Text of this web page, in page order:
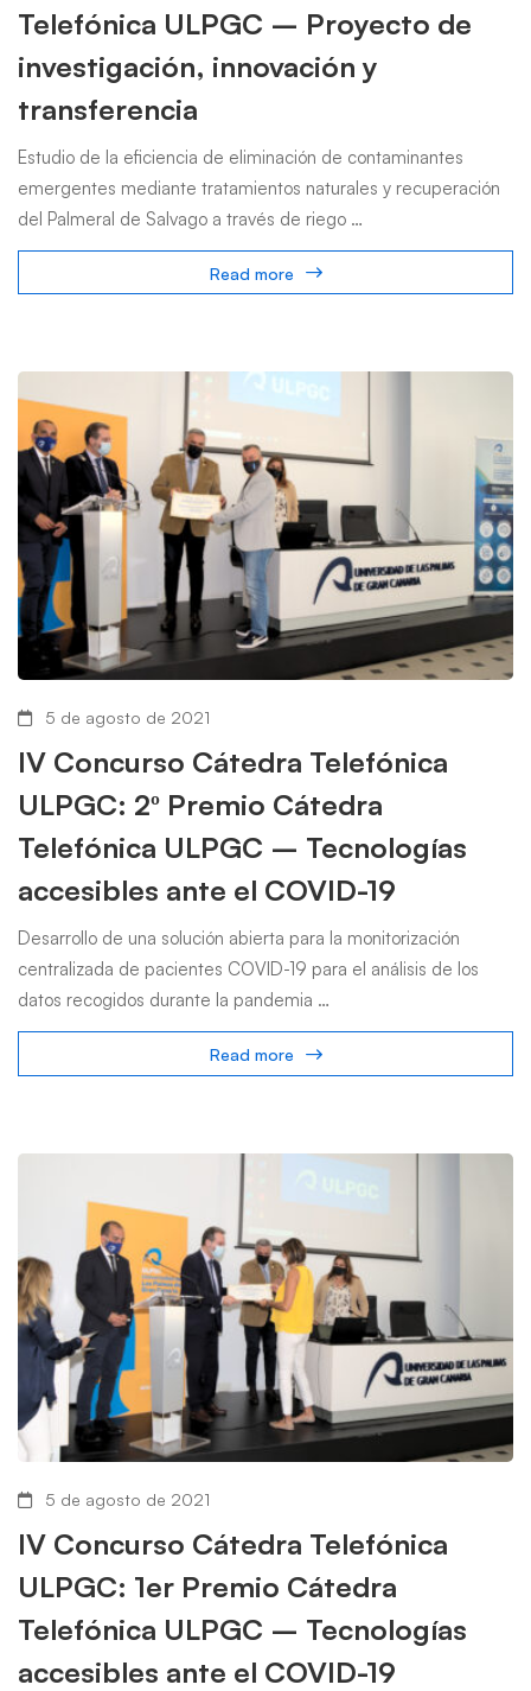
Telefónica ULPGC – Proyecto de
investigación, innovación y
transferencia
Estudio de la eficiencia de eliminación de contaminantes
emergentes mediante tratamientos naturales y recuperación
del Palmeral de Salvago a través de riego …
Read more
5 de agosto de 2021
IV Concurso Cátedra Telefónica
ULPGC: 2º Premio Cátedra
Telefónica ULPGC – Tecnologías
accesibles ante el COVID-19
Desarrollo de una solución abierta para la monitorización
centralizada de pacientes COVID-19 para el análisis de los
datos recogidos durante la pandemia …
Read more
5 de agosto de 2021
IV Concurso Cátedra Telefónica
ULPGC: 1er Premio Cátedra
Telefónica ULPGC – Tecnologías
accesibles ante el COVID-19